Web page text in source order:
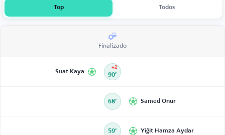
Top Todos
Finalizado
Suat Kaya 90’
+2
68’ Samed Onur
59’ Yiğit Hamza Aydar